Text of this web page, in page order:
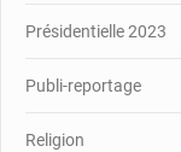
Présidentielle 2023
Publi-reportage
Religion